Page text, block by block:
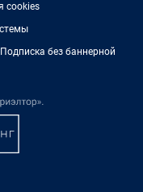
cookies
без баннерной